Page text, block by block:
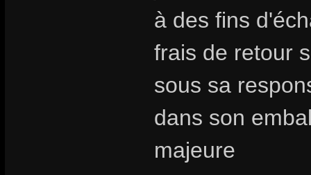
à des fins
frais de retour
sous sa
dans son
majeure